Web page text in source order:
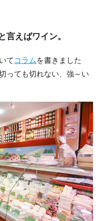
言えばワイン。
て コラム を書きました
っても切れない、強～い